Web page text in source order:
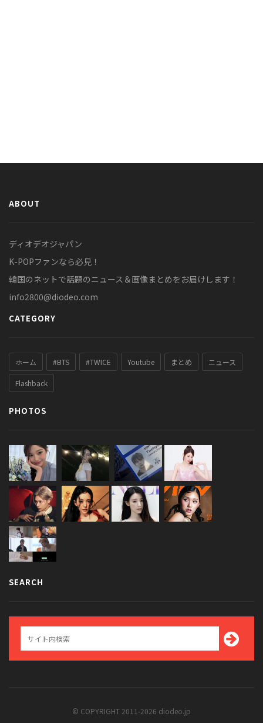
ABOUT
ディオデオジャパン
K-POPファンなら必見！
韓国のネットで話題のニュース＆画像まとめをお届けします！
info2800@diodeo.com
CATEGORY
ホーム #BTS #TWICE Youtube まとめ ニュース
Flashback
PHOTOS
SEARCH
© COPYRIGHT 2011-2026 diodeo.jp